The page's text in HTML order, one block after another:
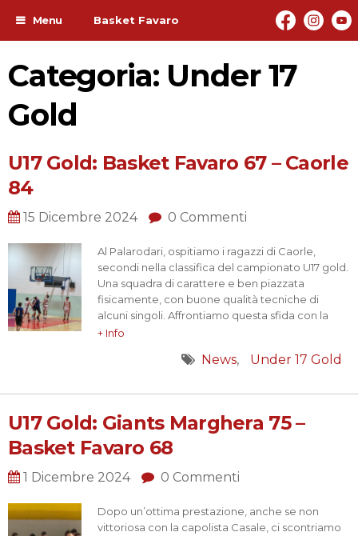
Menu Basket Favaro
Categoria: Under 17
Gold
U17 Gold: Basket Favaro 67 – Caorle
84
15 Dicembre 2024 0 Commenti
Al Palarodari, ospitiamo i ragazzi di Caorle,
secondi nella classifica del campionato U17 gold.
Una squadra di carattere e ben piazzata
fisicamente, con buone qualità tecniche di
alcuni singoli. Affrontiamo questa sfida con la
consapevolezza di voler rimediare le ultime
stiamo lavorando da settembre è il gioco di
+ Info
News Under 17 Gold
U17 Gold: Giants Marghera 75 –
Basket Favaro 68
1 Dicembre 2024 0 Commenti
Dopo un’ottima prestazione, anche se non
vittoriosa con la capolista Casale, ci scontriamo